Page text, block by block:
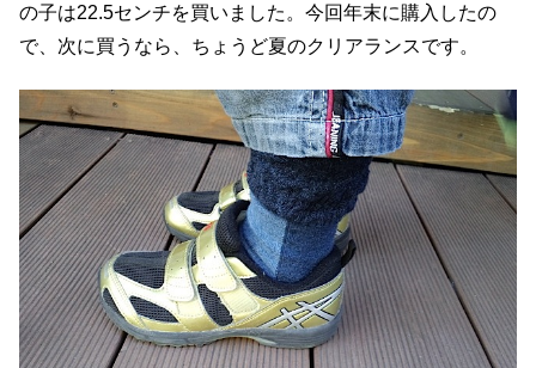
の子は22.5センチを買いました。今回年末に購入したの
で、次に買うなら、ちょうど夏のクリアランスです。